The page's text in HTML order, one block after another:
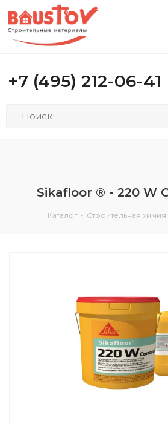
+7 (495) 212-06-41
Sikafloor ® - 220 W
Каталог - Строительная химия